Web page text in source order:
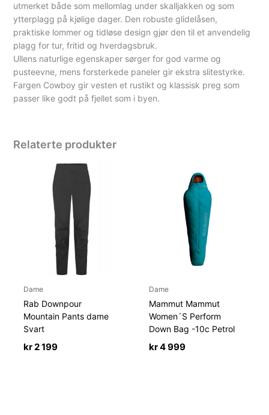
utmerket både som mellomlag under skalljakken og som
ytterplagg på kjølige dager. Den robuste glidelåsen,
praktiske lommer og tidløse design gjør den til et anvendelig
plagg for tur, fritid og hverdagsbruk.
Ullens naturlige egenskaper sørger for god varme og
pusteevne, mens forsterkede paneler gir ekstra slitestyrke.
Fargen Cowboy gir vesten et rustikt og klassisk preg som
passer like godt på fjellet som i byen.
Relaterte produkter
Dame
Rab Downpour
Mountain Pants dame
Svart
kr 2 199
Dame
Mammut Mammut
Women´S Perform
Down Bag -10c Petrol
kr4 999